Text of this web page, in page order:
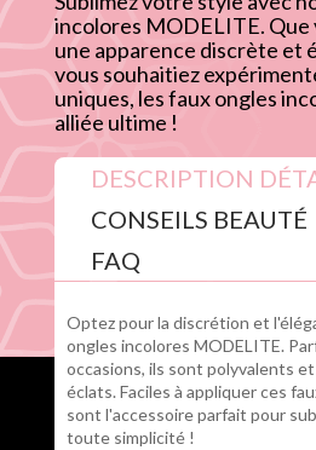
incolores MODELITE.
une apparence discrète et
vous souhaitiez
uniques, les faux ongles
alliée ultime !
DESCRIPTION
CONSEILS BEAUTÉ
FAQ
Optez pour la discrétion et
ongles incolores MODELITE.
occasions, ils sont polyvalents
éclats. Faciles à appliquer ces
sont l'accessoire parfait pour
toute simplicité !